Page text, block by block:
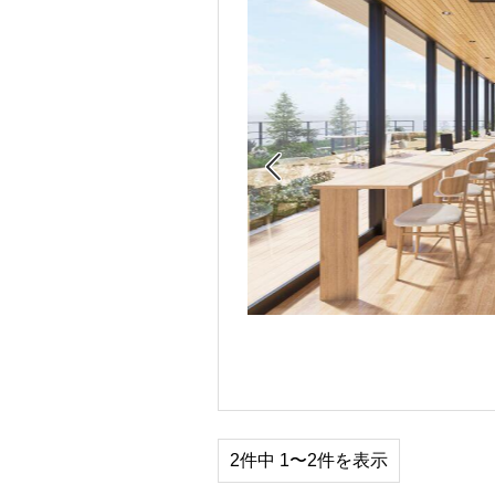

2件中 1〜2件を表示